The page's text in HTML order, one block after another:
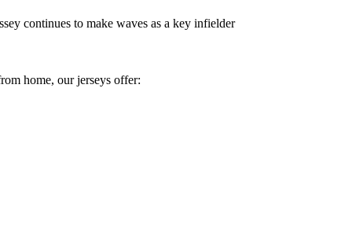
continues to make waves as a key infielder
home, our jerseys offer: